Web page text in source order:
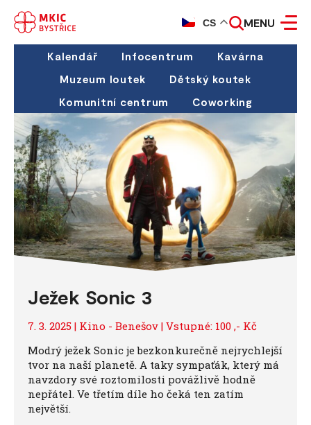
CS MENU
Kalendář Infocentrum
Kavárna
Muzeum loutek
Dětský koutek
Komunitní centrum
Coworking
Ježek Sonic 3
7. 3. 2025 | Kino - Benešov | Vstupné: 100 ,- Kč
Modrý ježek Sonic je bezkonkurečně nejrychlejší
tvor na naší planetě. A taky sympaťák, který má
navzdory své roztomilosti povážlivě hodně
nepřátel. Ve třetím díle ho čeká ten zatím
největší.